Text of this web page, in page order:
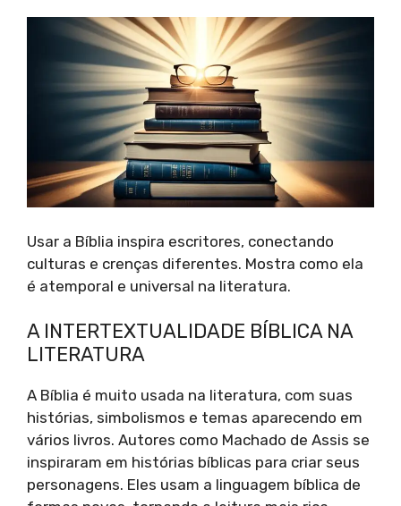
Usar a Bíblia inspira escritores, conectando
culturas e crenças diferentes. Mostra como ela
é atemporal e universal na literatura.
A INTERTEXTUALIDADE BÍBLICA NA
LITERATURA
A Bíblia é muito usada na literatura, com suas
histórias, simbolismos e temas aparecendo em
vários livros. Autores como Machado de Assis se
inspiraram em histórias bíblicas para criar seus
personagens. Eles usam a linguagem bíblica de